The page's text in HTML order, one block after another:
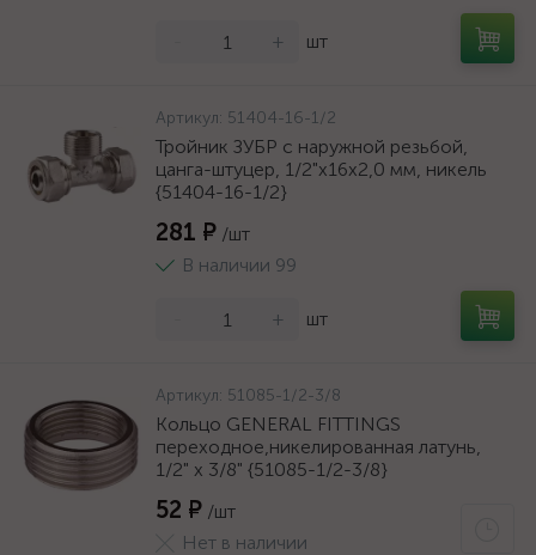
+ шт
Артикул: 51404-16-1/2
Тройник ЗУБР с наружной резьбой,
цанга-штуцер, 1/2"х16х2,0 мм, никель
{51404-16-1/2}
281 ₽ /шт
В наличии 99
+ шт
Артикул: 51085-1/2-3/8
Кольцо GENERAL FITTINGS
переходное,никелированная латунь,
1/2" х 3/8" {51085-1/2-3/8}
52 ₽ /шт
Нет в наличии